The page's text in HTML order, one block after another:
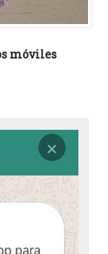
móviles